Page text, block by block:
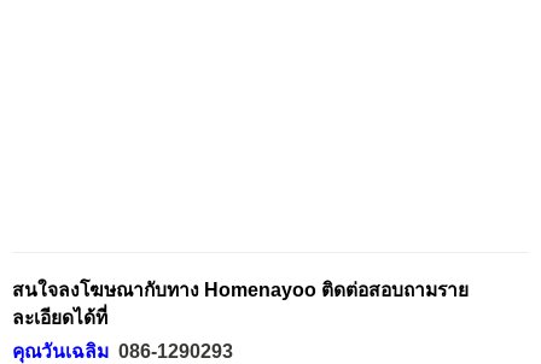
สนใจลงโฆษณากับทาง Homenayoo ติดต่อสอบถามราย
ละเอียดได้ที่
คุณวันเฉลิม 086-1290293